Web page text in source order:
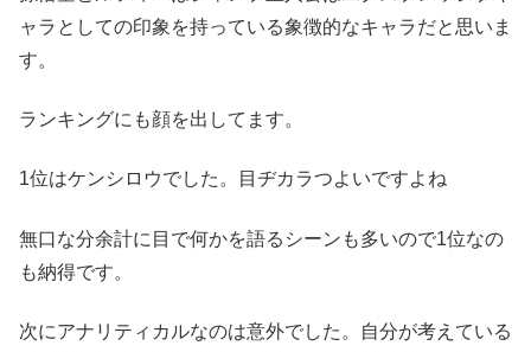
ャラとしての印象を持っている象徴的なキャラだと思いま
す。
ランキングにも顔を出してます。
1位はケンシロウでした。目ヂカラつよいですよね
無口な分余計に目で何かを語るシーンも多いので1位なの
も納得です。
次にアナリティカルなのは意外でした。自分が考えている